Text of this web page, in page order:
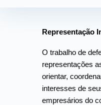
Representação
O trabalho de
representações
orientar,
interesses de
empresários do